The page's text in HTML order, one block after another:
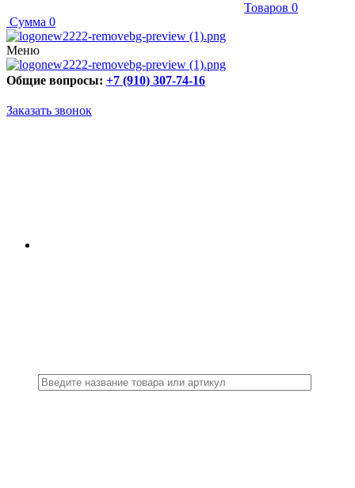
Товаров 0
Сумма 0
Меню
Общие вопросы: +7 (910) 307-74-16
Заказать звонок